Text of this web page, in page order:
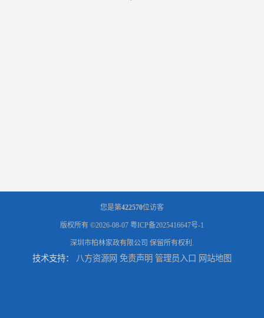
您是第422570位访客
版权所有 ©2026-08-07 粤ICP备2025416647号-1
深圳市柏林家政有限公司 保留所有权利.
技术支持： 八方资源网 免责声明 管理员入口 网站地图